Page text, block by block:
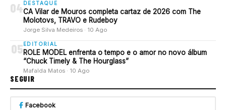
04DESTAQUE
CA Vilar de Mouros completa cartaz de 2026 com The
Molotovs, TRAVO e Rudeboy
Jorge Silva Medeiros · 10 Ago
05 EDITORIAL
ROLE MODEL enfrenta o tempo e o amor no novo álbum
“Chuck Timely & The Hourglass”
Mafalda Matos · 10 Ago
SEGUIR
Facebook